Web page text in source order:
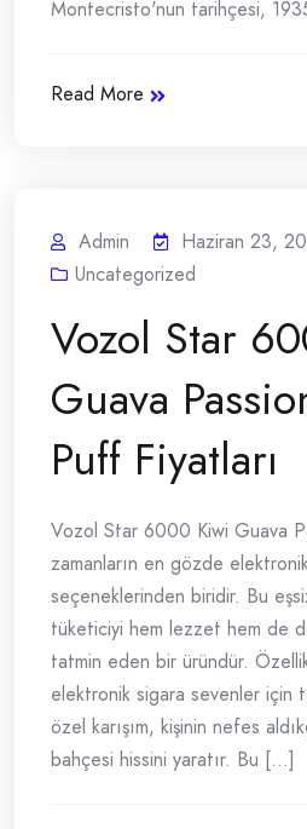
Montecristo'nun tarihçesi,
Read More
Admin
Haziran 23,
Uncategorized
Vozol Star
Guava
Puff Fiyatları
Vozol Star 6000 Kiwi Guava
zamanların en gözde
seçeneklerinden biridir. Bu
tüketiciyi hem lezzet hem de
tatmin eden bir üründür.
elektronik sigara sevenler için
özel karışım, kişinin nefes
bahçesi hissini yaratır. Bu [...]